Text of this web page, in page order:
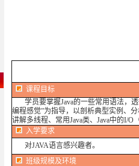
课程目标
学员要掌握Java的一些常用语法，
编程感觉”为指导，以剖析典型实例、
讲解多线程、常用Java类、Java中的I/
入学要求
对JAVA语言感兴趣者。
班级规模及环境